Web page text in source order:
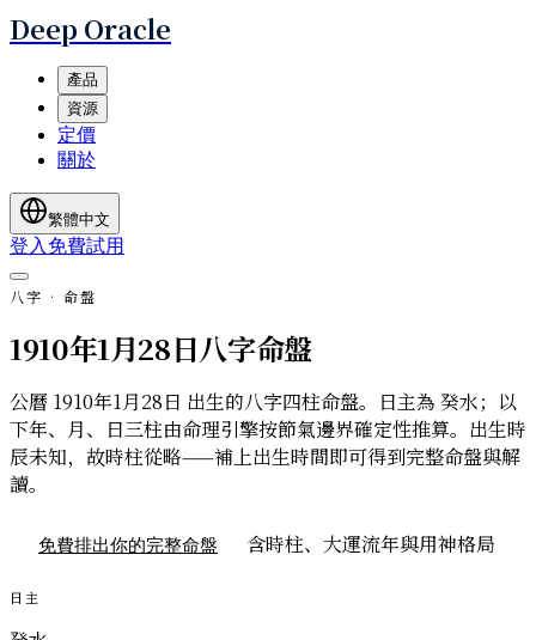
Deep Oracle
產品
資源
定價
關於
繁體中文
登入 免費試用
八字 · 命盤
1910年1月28日八字命盤
公曆 1910年1月28日 出生的八字四柱命盤。日主為 癸水；以
下年、月、日三柱由命理引擎按節氣邊界確定性推算。出生時
辰未知，故時柱從略——補上出生時間即可得到完整命盤與解
讀。
免費排出你的完整命盤 含時柱、大運流年與用神格局
日主